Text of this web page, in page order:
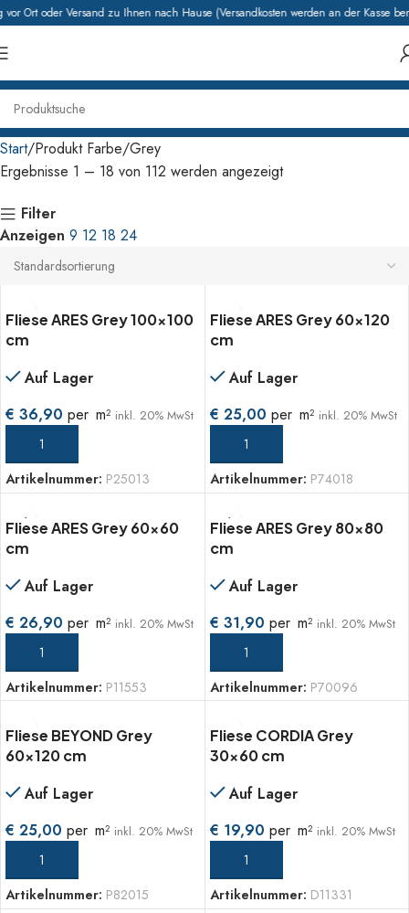
Ort oder Versand zu Ihnen nach Hause (Versandkosten werden an der Kasse
Start Produkt Farbe Grey
Ergebnisse 1 – 18 von 112 werden angezeigt
Filter
Anzeigen 9 12 18 24
Fliese ARES Grey 100×100
cm
Auf Lager
€ 36,90 per m2 inkl. 20% MwSt
IN DEN WARENKORB
Artikelnummer: P25013
Fliese ARES Grey 60×120
cm
Auf Lager
€ 25,00 per m2 inkl. 20% MwSt
IN DEN WARENKORB
Artikelnummer: P74018
Fliese ARES Grey 60×60
cm
Auf Lager
€ 26,90 per m2 inkl. 20% MwSt
IN DEN WARENKORB
Artikelnummer: P11553
Fliese ARES Grey 80×80
cm
Auf Lager
€ 31,90 per m2 inkl. 20% MwSt
IN DEN WARENKORB
Artikelnummer: P70096
Fliese BEYOND Grey
60×120 cm
Auf Lager
€ 25,00 per m2 inkl. 20% MwSt
IN DEN WARENKORB
Artikelnummer: P82015
Fliese CORDIA Grey
30×60 cm
Auf Lager
€ 19,90 per m2 inkl. 20% MwSt
IN DEN WARENKORB
Artikelnummer: D11331